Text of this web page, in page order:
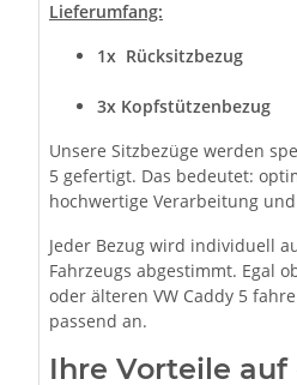
Lieferumfang:
1x Rücksitzbezug
3x Kopfstützenbezug
Unsere Sitzbezüge werden
5 gefertigt. Das bedeutet:
hochwertige Verarbeitung
Jeder Bezug wird individuell
Fahrzeugs abgestimmt. Egal
oder älteren VW Caddy 5
passend an.
Ihre Vorteile